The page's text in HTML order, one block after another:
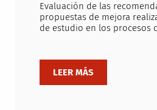
Evaluación de las
propuestas de mejora
de estudio en los procesos